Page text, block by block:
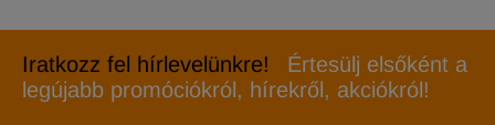
Iratkozz fel hírlevelünkre!
Értesülj elsőként a
legújabb promóciókról, hírekről, akciókról!